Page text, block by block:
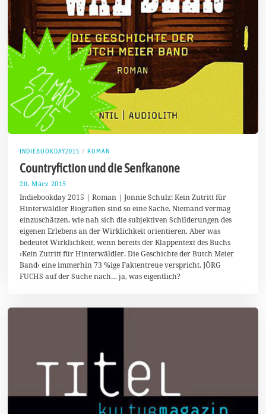
INDIEBOOKDAY2015 / ROMAN
Countryfiction und die Senfkanone
20. März 2015
M
a
i
2
1
5
Indiebookday 2015 | Roman | Jonnie Schulz: Kein Zutritt für
Hinterwäldler Biografien sind so eine Sache. Niemand vermag
einzuschätzen, wie nah sich die subjektiven Schilderungen des
eigenen Erlebens an der Wirklichkeit orientieren. Aber was
bedeutet Wirklichkeit, wenn bereits der Klappentext des Buchs
›Kein Zutritt für Hinterwäldler. Die Geschichte der Butch Meier
Band‹ eine immerhin 73 %ige Faktentreue verspricht. JÖRG
FUCHS auf der Suche nach… ja, was eigentlich?